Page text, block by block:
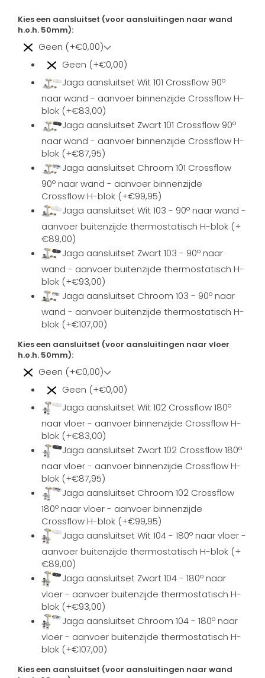
Kies een aansluitset (voor aansluitingen naar wand
h.o.h. 50mm):
Geen (+€0,00)
Geen (+€0,00)
Jaga aansluitset Wit 101 Crossflow 90º
naar wand - aanvoer binnenzijde Crossflow H-
blok (+€83,00)
Jaga aansluitset Zwart 101 Crossflow 90º
naar wand - aanvoer binnenzijde Crossflow H-
blok (+€87,95)
Jaga aansluitset Chroom 101 Crossflow
90º naar wand - aanvoer binnenzijde
Crossflow H-blok (+€99,95)
Jaga aansluitset Wit 103 - 90º naar wand -
aanvoer buitenzijde thermostatisch H-blok (+
€89,00)
Jaga aansluitset Zwart 103 - 90º naar
wand - aanvoer buitenzijde thermostatisch H-
blok (+€93,00)
Jaga aansluitset Chroom 103 - 90º naar
wand - aanvoer buitenzijde thermostatisch H-
blok (+€107,00)
Kies een aansluitset (voor aansluitingen naar vloer
h.o.h. 50mm):
Geen (+€0,00)
Geen (+€0,00)
Jaga aansluitset Wit 102 Crossflow 180º
naar vloer - aanvoer binnenzijde Crossflow H-
blok (+€83,00)
Jaga aansluitset Zwart 102 Crossflow 180º
naar vloer - aanvoer binnenzijde Crossflow H-
blok (+€87,95)
Jaga aansluitset Chroom 102 Crossflow
180º naar vloer - aanvoer binnenzijde
Crossflow H-blok (+€99,95)
Jaga aansluitset Wit 104 - 180º naar vloer -
aanvoer buitenzijde thermostatisch H-blok (+
€89,00)
Jaga aansluitset Zwart 104 - 180º naar
vloer - aanvoer buitenzijde thermostatisch H-
blok (+€93,00)
Jaga aansluitset Chroom 104 - 180º naar
vloer - aanvoer buitenzijde thermostatisch H-
blok (+€107,00)
Kies een aansluitset (voor aansluitingen naar wand